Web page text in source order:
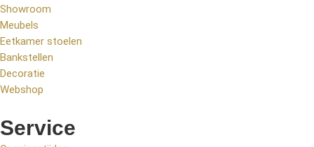
Showroom
Meubels
Eetkamer stoelen
Bankstellen
Decoratie
Webshop
Service